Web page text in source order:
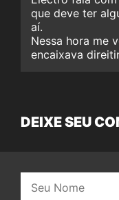
que deve ter
aí.
Nessa hora me
encaixava
DEIXE SEU